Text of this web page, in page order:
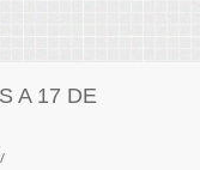
A 17 DE